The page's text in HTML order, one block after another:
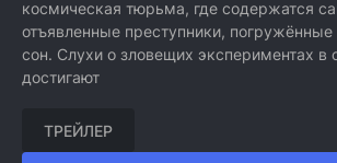
космическая тюрьма, где содержатся
отъявленные преступники,
сон. Слухи о зловещих экспериментах в
достигают
ТРЕЙЛЕР